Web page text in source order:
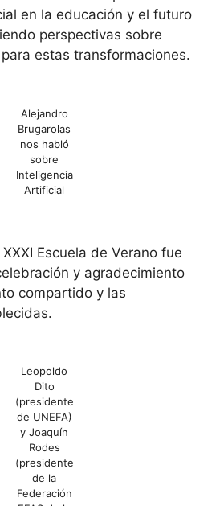
en la educación y el futuro
perspectivas sobre
estas transformaciones.
Alejandro
Brugarolas
nos habló
sobre
Inteligencia
Artificial
Escuela de Verano fue
y agradecimiento
compartido y las
Leopoldo
Dito
(presidente
de UNEFA)
y Joaquín
Rodes
(presidente
de la
Federación